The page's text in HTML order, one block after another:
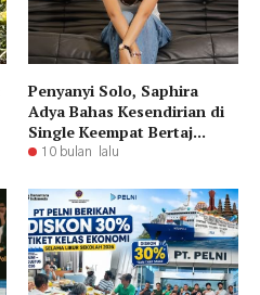
Penyanyi Solo, Saphira
Adya Bahas Kesendirian di
Single Keempat Bertaj...
10 bulan lalu